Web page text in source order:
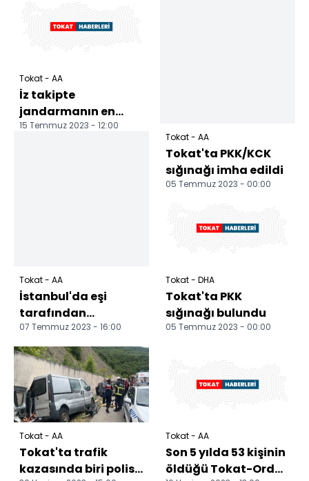
Tokat - AA
İz takipte
jandarmanın en
büyük yardımcısı
15 Temmuz 2023 - 12:00
Tokat - AA
İstanbul'da eşi
tarafından
öldürülen kadın ve
annesinin
cenazeleri, Tokat't...
07 Temmuz 2023 - 16:00
Tokat - AA
Tokat'ta PKK/KCK
sığınağı imha edildi
05 Temmuz 2023 - 00:00
Tokat - DHA
Tokat'ta PKK
sığınağı bulundu
05 Temmuz 2023 - 00:00
Tokat - AA
Tokat'ta trafik
kazasında biri polis
Tokat - AA
Son 5 yılda 53 kişinin
öldüğü Tokat-Ordu